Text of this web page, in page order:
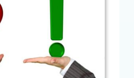
MFA-heute.de